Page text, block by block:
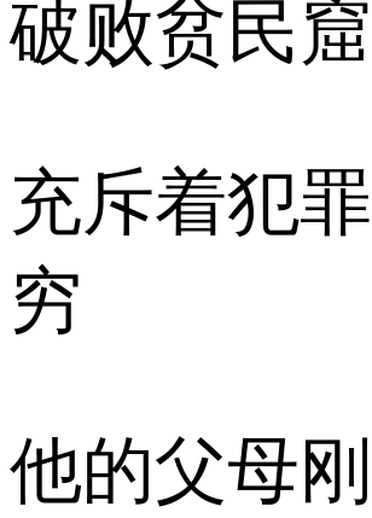
破败贫民
充斥着犯
穷
他的父母